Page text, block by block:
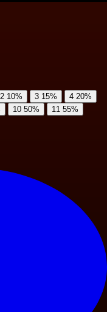
2 10% 3 15% 4 20%
10 50% 11 55%